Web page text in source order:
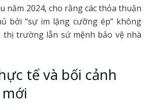
năm 2024, cho rằng các thỏa thuận
bởi “sự im lặng cưỡng ép” không
thị trường lẫn sứ mệnh bảo vệ nhà
tế và bối cảnh